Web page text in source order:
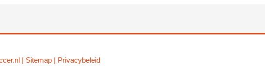
| Sitemap | Privacybeleid